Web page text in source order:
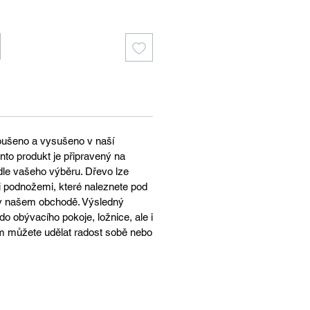
a vysušeno v naší
produkt je připravený na
vašeho výběru. Dřevo lze
které naleznete pod
našem obchodě. Výsledný
obývacího pokoje, ložnice, ale i
můžete udělat radost sobě nebo